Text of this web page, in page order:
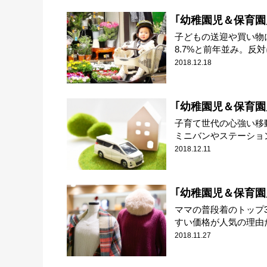
｢幼稚園児＆保育
子どもの送迎や買い
8.7%と前年並み。反
2018.12.18
｢幼稚園児＆保育
子育て世代の心強い
ミニバンやステーショ
2018.12.11
｢幼稚園児＆保育
ママの普段着のトッ
すい価格が人気の理由
2018.11.27